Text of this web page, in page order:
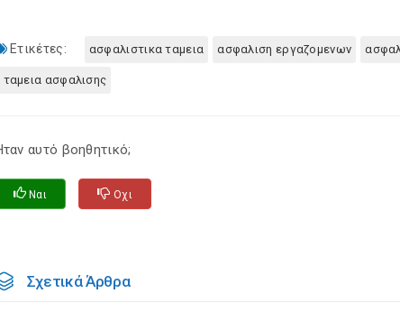
Ετικέτες: ασφαλιστικα ταμεια ασφαλιση εργαζομενων
ταμεια ασφαλισης
αυτό βοηθητικό;
Ναι Οχι
Σχετικά Άρθρα